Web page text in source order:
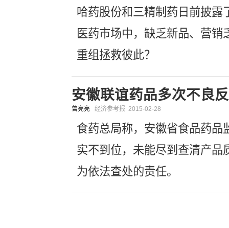
哈药股份和三精制药日前披露
医药市场中，缺乏新品、营
重组拯救彼此？
安徽联谊药品多次不良
曾亮亮 经济参考报 2015-02-28
食药总局称，安徽省食品药品
实不到位，未能尽到查清产品
为依法查处的责任。